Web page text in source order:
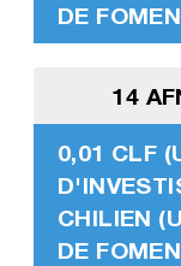
DE
14
0,01 CLF
CHILIEN
DE